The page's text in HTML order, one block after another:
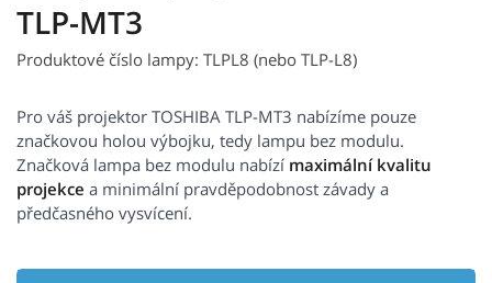
TLP-MT3
Produktové číslo lampy: TLPL8 (nebo TLP-L8)
Pro váš projektor TOSHIBA TLP-MT3 nabízíme pouze
značkovou holou výbojku, tedy lampu bez modulu.
Značková lampa bez modulu nabízí maximální kvalitu
projekce a minimální pravděpodobnost závady a
předčasného vysvícení.